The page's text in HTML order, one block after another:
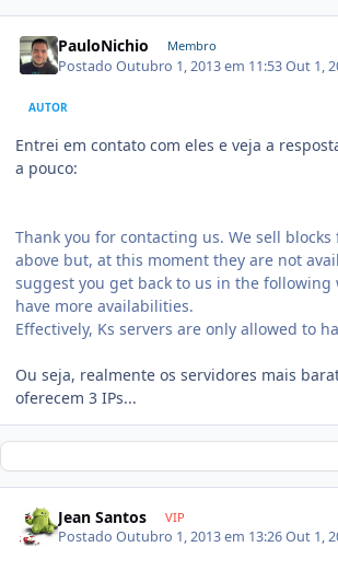
PauloNichio Membro
PostadoOutubro 1, 2013 em 11:53Out 1,
AUTOR
Entrei em contato com eles e veja a
a pouco:
Thank you for contacting us. We sell blocks
above but, at this moment they are not
suggest you get back to us in the following
have more availabilities.
Effectively, Ks servers are only allowed to
Ou seja, realmente os servidores mais
oferecem 3 IPs...
Jean Santos VIP
PostadoOutubro 1, 2013 em 13:26Out 1,